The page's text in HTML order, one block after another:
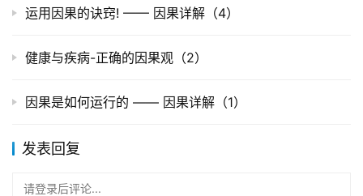
运用因果的诀窍! —— 因果详解（4）
健康与疾病-正确的因果观（2）
因果是如何运行的 —— 因果详解（1）
发表回复
请登录后评论...